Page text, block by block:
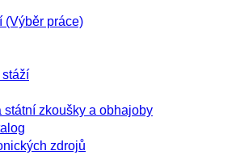
(Výběr práce)
stáží
státní zkoušky a obhajoby
zdrojů